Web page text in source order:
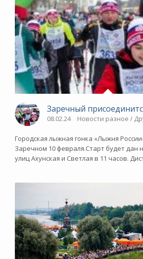
Заречный
08.02.24 Новости разное /
Городская лыжная гонка «Лыжня
Заречном 10 февраля.Старт будет дан
улиц Ахунская и Светлая в 11 часов.